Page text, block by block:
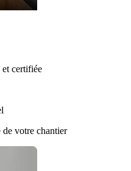
et certifiée
de votre chantier